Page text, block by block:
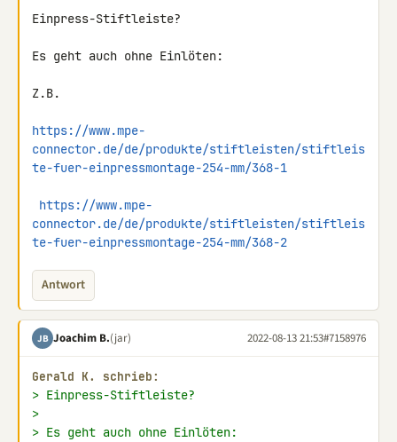
Einpress-Stiftleiste?
Es geht auch ohne Einlöten:
Z.B.
https://www.mpe-
connector.de/de/produkte/stiftleisten/stiftleis
te-fuer-einpressmontage-254-mm/368-1
https://www.mpe-
connector.de/de/produkte/stiftleisten/stiftleis
te-fuer-einpressmontage-254-mm/368-2
Antwort
JB Joachim B.(jar) 2022-08-13 21:53#7158976
Gerald K. schrieb:
> Einpress-Stiftleiste?
>
> Es geht auch ohne Einlöten: